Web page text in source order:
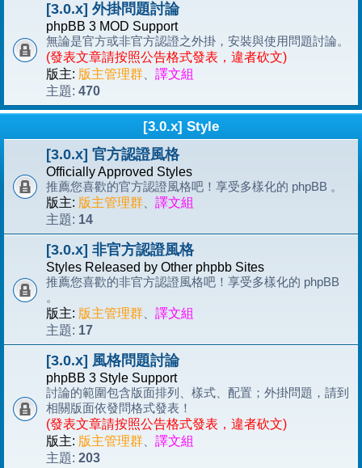
[3.0.x] 外掛問題討論
phpBB 3 MOD Support
無論是官方或非官方認證之外掛，安裝與使用問題討論。
(發表文章請按照公告格式發表，違者砍文)
版主: 版主管理群
譯文組
主題: 470
[3.0.x] Style
[3.0.x] 官方認證風格
Officially Approved Styles
推薦您喜歡的官方認證風格吧！享受多樣化的 phpBB 。
版主: 版主管理群
譯文組
主題: 14
[3.0.x] 非官方認證風格
Styles Released by Other phpbb Sites
推薦您喜歡的非官方認證風格吧！享受多樣化的 phpBB
。
版主: 版主管理群
譯文組
主題: 17
[3.0.x] 風格問題討論
phpBB 3 Style Support
討論的範圍包含版面排列、樣式、配置；外掛問題，請到
相關版面依發問格式發表！
(發表文章請按照公告格式發表，違者砍文)
版主: 版主管理群
譯文組
主題: 203